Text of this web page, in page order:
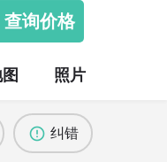
查询价格
照片
纠错